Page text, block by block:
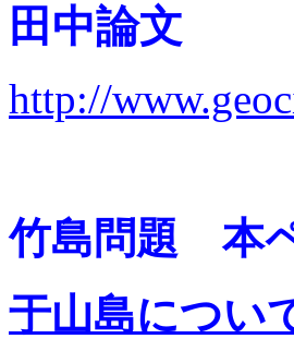
田中論文
http://
竹島問題
本
于山島につい